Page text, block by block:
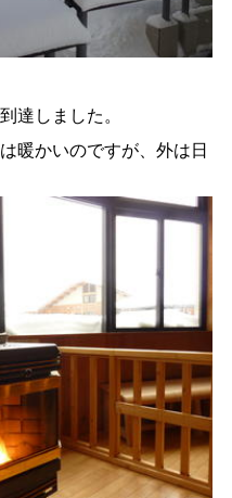
達しました。
暖かいのですが、外は日